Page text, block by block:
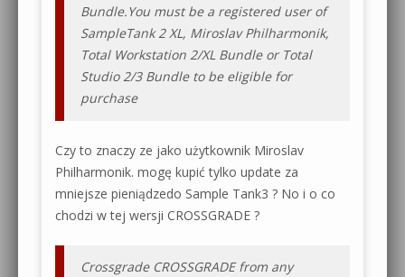
Bundle.You must be a registered user of
SampleTank 2 XL, Miroslav Philharmonik,
Total Workstation 2/XL Bundle or Total
Studio 2/3 Bundle to be eligible for
purchase
Czy to znaczy ze jako użytkownik Miroslav
Philharmonik. mogę kupić tylko update za
mniejsze pieniądzedo Sample Tank3 ? No i o co
chodzi w tej wersji CROSSGRADE ?
Crossgrade CROSSGRADE from any